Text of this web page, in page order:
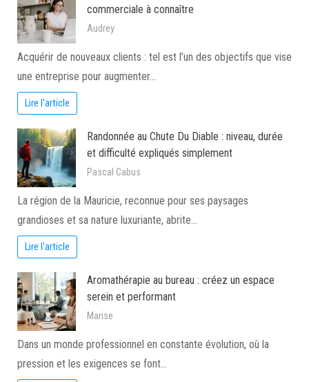
commerciale à connaître
Audrey
Acquérir de nouveaux clients : tel est l’un des objectifs que vise
une entreprise pour augmenter…
Lire l'article
Randonnée au Chute Du Diable : niveau, durée
et difficulté expliqués simplement
Pascal Cabus
La région de la Mauricie, reconnue pour ses paysages
grandioses et sa nature luxuriante, abrite…
Lire l'article
Aromathérapie au bureau : créez un espace
serein et performant
Marise
Dans un monde professionnel en constante évolution, où la
pression et les exigences se font…